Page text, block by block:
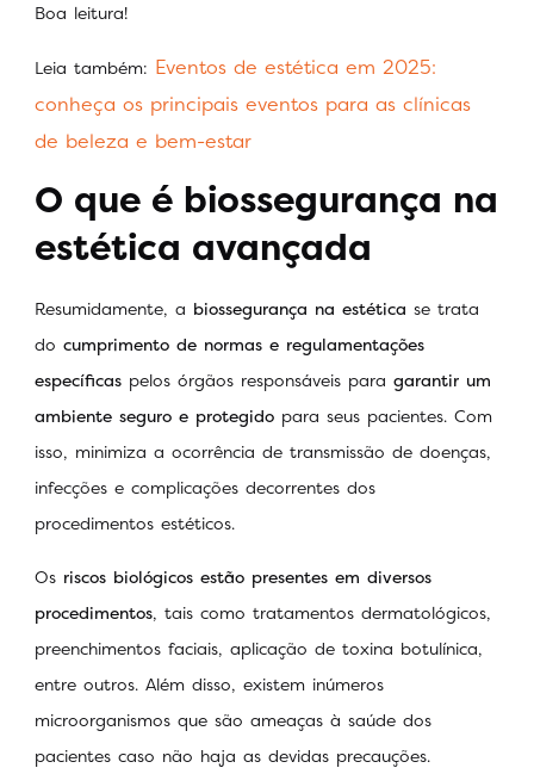
Boa leitura!
Leia também: Eventos de estética em 2025:
conheça os principais eventos para as clínicas
de beleza e bem-estar
O que é biossegurança na
estética avançada
Resumidamente, a biossegurança na estética se trata
do cumprimento de normas e regulamentações
específicas pelos órgãos responsáveis para garantir um
ambiente seguro e protegido para seus pacientes. Com
isso, minimiza a ocorrência de transmissão de doenças,
infecções e complicações decorrentes dos
procedimentos estéticos.
Os riscos biológicos estão presentes em diversos
procedimentos, tais como tratamentos dermatológicos,
preenchimentos faciais, aplicação de toxina botulínica,
entre outros. Além disso, existem inúmeros
microorganismos que são ameaças à saúde dos
pacientes caso não haja as devidas precauções.